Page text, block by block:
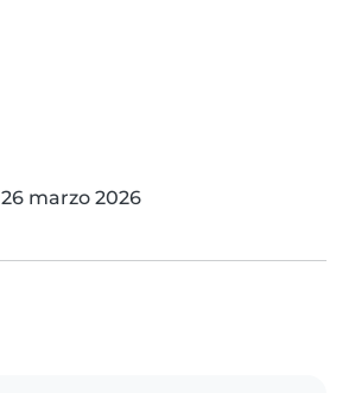
26 marzo 2026